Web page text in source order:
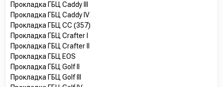
Прокладка ГБЦ Caddy III
Прокладка ГБЦ Caddy IV
Прокладка ГБЦ CC (357)
Прокладка ГБЦ Crafter I
Прокладка ГБЦ Crafter II
Прокладка ГБЦ EOS
Прокладка ГБЦ Golf II
Прокладка ГБЦ Golf III